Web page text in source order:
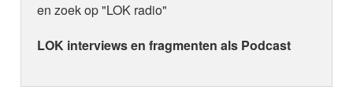
en zoek op "LOK radio"
LOK interviews en fragmenten als Podcast